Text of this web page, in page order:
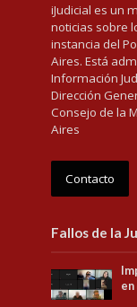
iJudicial es un
noticias sobre
instancia del
Aires. Está
Información
Dirección
Consejo de la
Aires
Contacto
Fallos de la